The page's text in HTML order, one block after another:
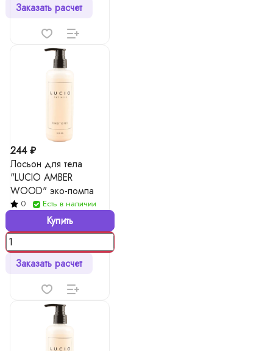
Заказать расчет
244 ₽
Лосьон для тела
"LUCIO AMBER
WOOD" эко-помпа
0 Есть в наличии
Купить
Заказать расчет